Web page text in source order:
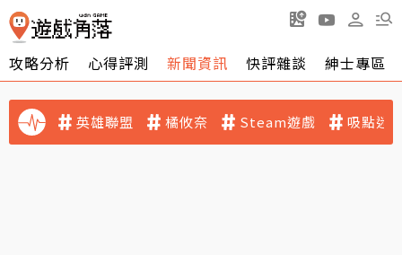
攻略分析 心得評測 新聞資訊 快評雜談 紳士專區
英雄聯盟 橘攸奈 Steam遊戲 吸點迷